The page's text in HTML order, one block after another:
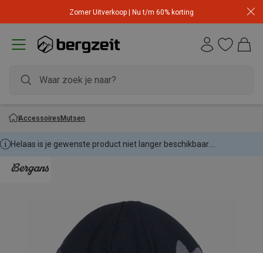
Zomer Uitverkoop | Nu t/m 60% korting
AccessoiresMutsen
Helaas is je gewenste product niet langer beschikbaar....